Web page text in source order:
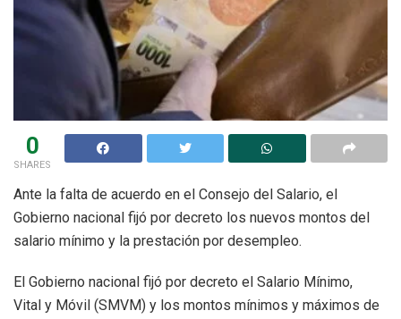
0
SHARES
Ante la falta de acuerdo en el Consejo del Salario, el
Gobierno nacional fijó por decreto los nuevos montos del
salario mínimo y la prestación por desempleo.
El Gobierno nacional fijó por decreto el Salario Mínimo,
Vital y Móvil (SMVM) y los montos mínimos y máximos de